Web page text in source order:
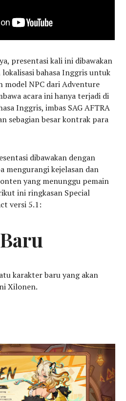
presentasi kali ini dibawakan
bahasa Inggris untuk
model NPC dari Adventure
acara ini hanya terjadi di
Inggris, imbas SAG AFTRA
sebagian besar kontrak para
dibawakan dengan
mengurangi kejelasan dan
yang menunggu pemain
ini ringkasan Special
versi 5.1:
karakter baru yang akan
Xilonen.